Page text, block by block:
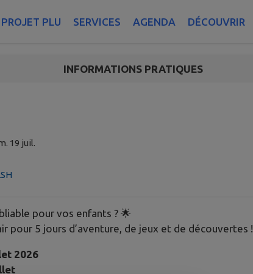
PROJET PLU SERVICES AGENDA DÉCOUVRIR
INFORMATIONS PRATIQUES
19 juil.
pour vos enfants ? 🌟
pour 5 jours d’aventure, de jeux et de découvertes !
2026